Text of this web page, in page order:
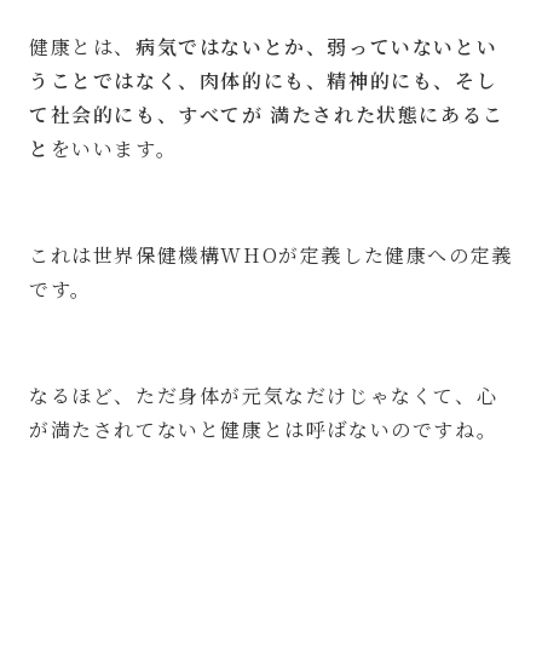
健康とは、 病気ではないとか、弱っていないとい
うことではなく、肉体的にも、精神的にも、そし
て社会的にも、すべてが 満たされた状態にあるこ
と をいいます。
これは世界保健機構WHOが定義した健康への定義
です。
なるほど、ただ身体が元気なだけじゃなくて、心
が満たされてないと健康とは呼ばないのですね。